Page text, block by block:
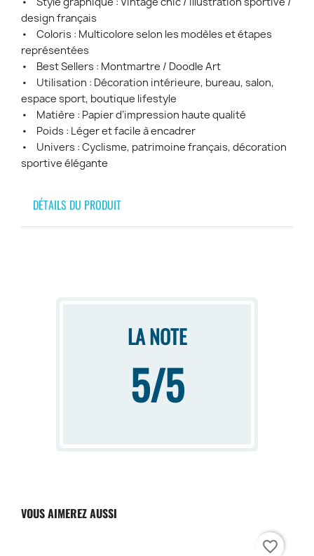
design français
• Coloris : Multicolore selon les modèles et étapes
représentées
• Best Sellers : Montmartre / Doodle Art
• Utilisation : Décoration intérieure, bureau, salon,
espace sport, boutique lifestyle
• Matière : Papier d’impression haute qualité
• Poids : Léger et facile à encadrer
• Univers : Cyclisme, patrimoine français, décoration
sportive élégante
DÉTAILS DU PRODUIT
LA NOTE
5/5
VOUS AIMEREZ AUSSI
favorite_border